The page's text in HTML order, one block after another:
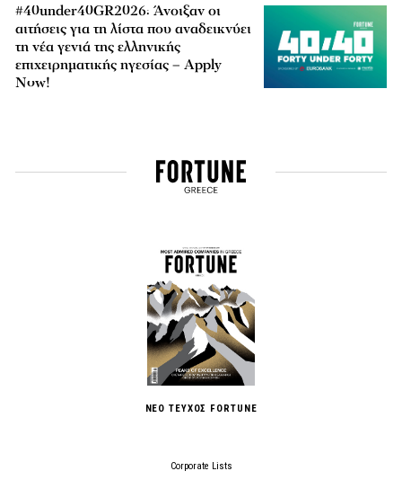
#40under40GR2026: Άνοιξαν οι
αιτήσεις για τη λίστα που αναδεικνύει
τη νέα γενιά της ελληνικής
επιχειρηματικής ηγεσίας – Apply
Now!
ΝΕΟ ΤΕΥΧΟΣ FORTUNE
Corporate Lists